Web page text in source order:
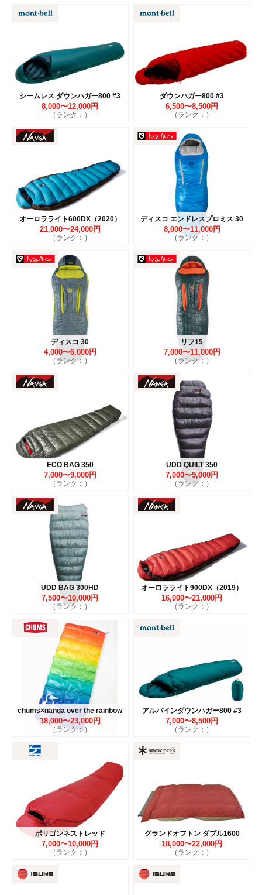
シームレス ダウンハガー800 #3
8,000〜12,000円
（ランク：）
ダウンハガー800 #3
6,500〜8,500円
（ランク：）
オーロラライト600DX（2020）
21,000〜24,000円
（ランク：）
ディスコ エンドレスプロミス 30
8,000〜11,000円
（ランク：）
ディスコ 30
4,000〜6,000円
（ランク：）
リフ15
7,000〜11,000円
（ランク：）
ECO BAG 350
7,000〜9,000円
（ランク：）
UDD QUILT 350
7,000〜9,000円
（ランク：）
UDD BAG 300HD
7,500〜10,000円
（ランク：）
オーロラライト900DX（2019）
16,000〜21,000円
（ランク：）
chums×nanga over the rainbow
18,000〜23,000円
（ランク：）
アルパインダウンハガー800 #3
7,000〜8,500円
（ランク：）
ポリゴンネストレッド
7,000〜10,000円
（ランク：）
グランドオフトン ダブル1600
18,000〜22,000円
（ランク：）